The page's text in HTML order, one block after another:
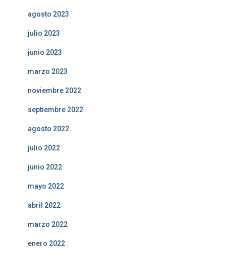
agosto 2023
julio 2023
junio 2023
marzo 2023
noviembre 2022
septiembre 2022
agosto 2022
julio 2022
junio 2022
mayo 2022
abril 2022
marzo 2022
enero 2022